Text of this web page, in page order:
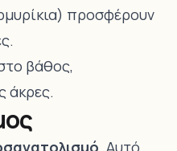
προσφέρουν
βάθος,
άκρες.
. Αυτό